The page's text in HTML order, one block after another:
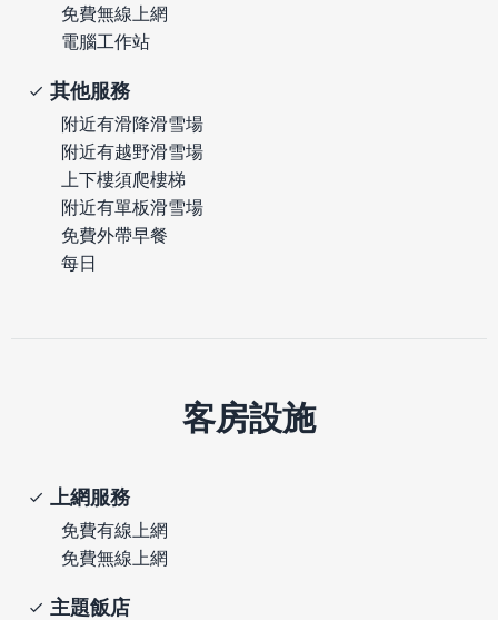
免費無線上網
電腦工作站
其他服務
附近有滑降滑雪場
附近有越野滑雪場
上下樓須爬樓梯
附近有單板滑雪場
免費外帶早餐
每日
客房設施
上網服務
免費有線上網
免費無線上網
主題飯店